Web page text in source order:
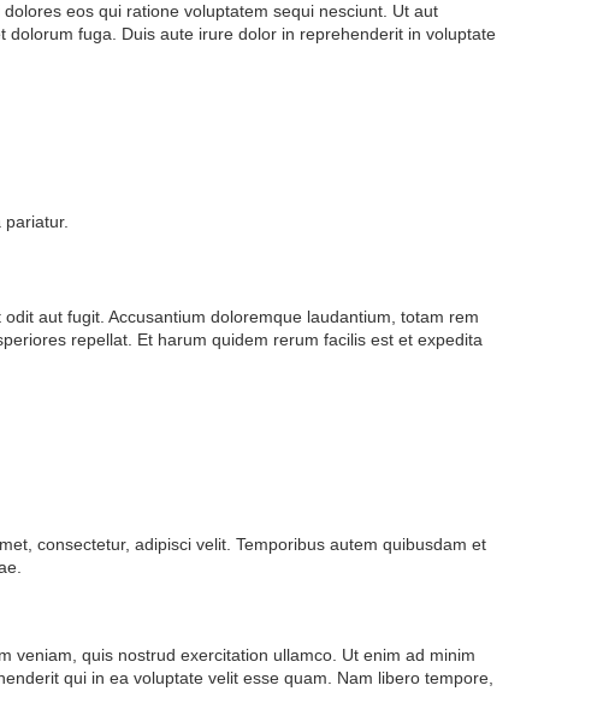
eos qui ratione voluptatem sequi nesciunt. Ut aut
fuga. Duis aute irure dolor in reprehenderit in voluptate
aut fugit. Accusantium doloremque laudantium, totam rem
repellat. Et harum quidem rerum facilis est et expedita
consectetur, adipisci velit. Temporibus autem quibusdam et
veniam, quis nostrud exercitation ullamco. Ut enim ad minim
qui in ea voluptate velit esse quam. Nam libero tempore,